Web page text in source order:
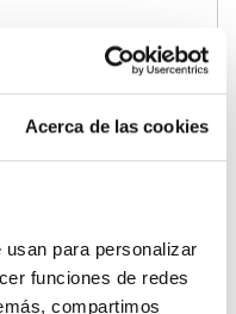
Acerca de las cookies
para personalizar
funciones de redes
compartimos
Schneider Electric
de producto o
nominal 63…125 A